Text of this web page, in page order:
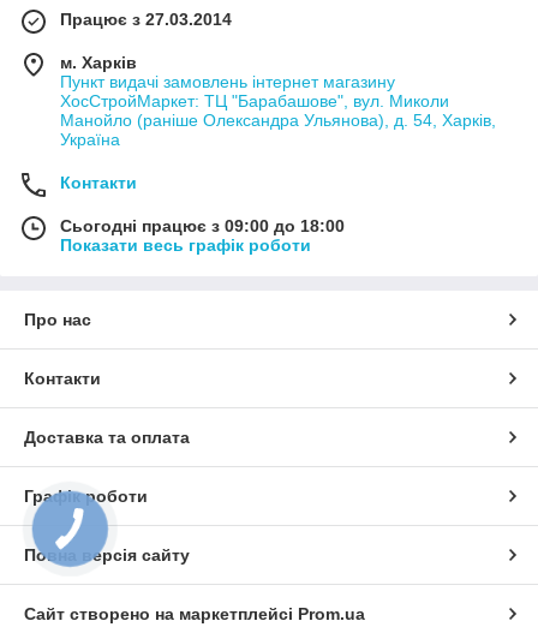
Працює з 27.03.2014
м. Харків
Пункт видачі замовлень інтернет магазину
ХосСтройМаркет: ТЦ "Барабашове", вул. Миколи
Манойло (раніше Олександра Ульянова), д. 54, Харків,
Україна
Контакти
Сьогодні працює з 09:00 до 18:00
Показати весь графік роботи
Про нас
Контакти
Доставка та оплата
Графік роботи
Повна версія сайту
Сайт створено на маркетплейсі Prom.ua